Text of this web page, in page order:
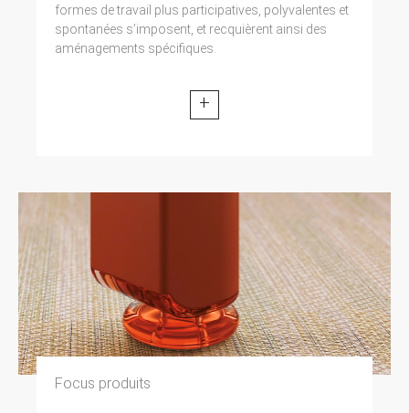
formes de travail plus participatives, polyvalentes et
spontanées s’imposent, et recquièrent ainsi des
aménagements spécifiques.
+
Focus produits